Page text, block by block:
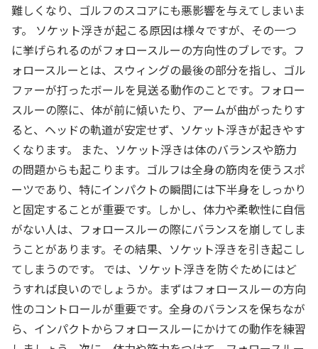
難しくなり、ゴルフのスコアにも悪影響を与えてしまいま
す。 ソケット浮きが起こる原因は様々ですが、その一つ
に挙げられるのがフォロースルーの方向性のブレです。フ
ォロースルーとは、スウィングの最後の部分を指し、ゴル
ファーが打ったボールを見送る動作のことです。フォロー
スルーの際に、体が前に傾いたり、アームが曲がったりす
ると、ヘッドの軌道が安定せず、ソケット浮きが起きやす
くなります。 また、ソケット浮きは体のバランスや筋力
の問題からも起こります。ゴルフは全身の筋肉を使うスポ
ーツであり、特にインパクトの瞬間には下半身をしっかり
と固定することが重要です。しかし、体力や柔軟性に自信
がない人は、フォロースルーの際にバランスを崩してしま
うことがあります。その結果、ソケット浮きを引き起こし
てしまうのです。 では、ソケット浮きを防ぐためにはど
うすれば良いのでしょうか。まずはフォロースルーの方向
性のコントロールが重要です。全身のバランスを保ちなが
ら、インパクトからフォロースルーにかけての動作を練習